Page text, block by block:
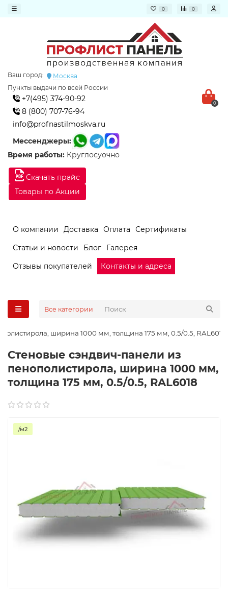
0 0
Скачать прайс
Товары по Акции
Ваш город:
Москва
Пункты выдачи по всей России
+7(495) 374-90-92
8 (800) 707-76-94
info@profnastilmoskva.ru
Мессенджеры:
Время работы: Круглосуочно
0
О компании Доставка Оплата
Сертификаты
Статьи и новости
Блог
Галерея
Отзывы покупателей
Контакты и адреса
Все категории
ширина 1000 мм, толщина 175 мм, 0.5/0.5, RAL6018
Стеновые сэндвич-панели из
пенополистирола, ширина 1000 мм,
толщина 175 мм, 0.5/0.5, RAL6018
/м2